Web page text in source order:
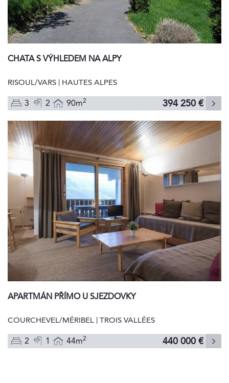
CHATA S VÝHLEDEM NA ALPY
RISOUL/VARS | HAUTES ALPES
3 2 90m2 394 250 €
APARTMÁN PŘÍMO U SJEZDOVKY
COURCHEVEL/MÉRIBEL | TROIS VALLÉES
2 1 44m2 440 000 €